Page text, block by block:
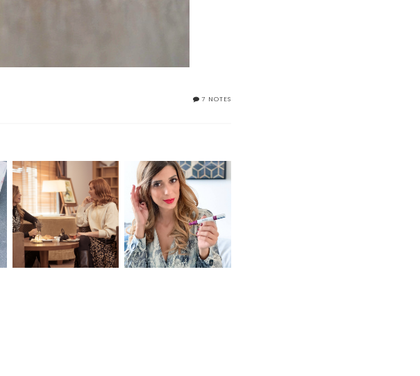
7 NOTES
#ONLYINPTUJ : VENITE
IN VACANZA CON ME
ALLE TERME PTUJ
MARIONNAUD LOVES
IOMA 3 RENEW
SUBLIME STICK 2 IN 1